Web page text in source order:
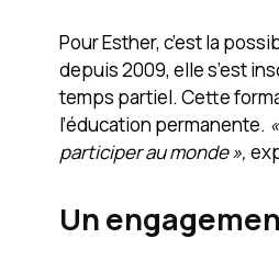
Pour Esther, c’est la
depuis 2009, elle s’est
temps partiel. Cette
l’éducation permanente.
participer au monde »,
Un